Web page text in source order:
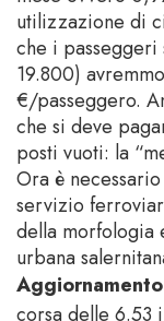
utilizzazione di
che i
19.800)
€/passeggero.
che si deve
posti vuoti: la
Ora è
servizio
della morfologia
urbana
corsa delle 6.53